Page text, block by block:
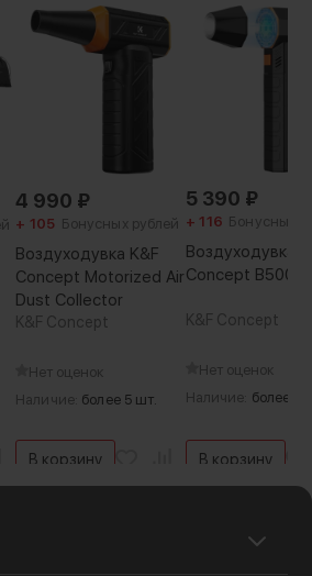
вентилятор будет
об/мин, обеспечивая вас
воздуха
4 990 ₽
+ 105 Бонусных рублей
Воздуходувка K&F
Concept Motorized Air
Dust Collector
K&F Concept
Нет оценок
Наличие: более 5 шт.
В корзину
5 390 ₽
+ 116 Бонусных
Воздуходувка
Concept B500M
K&F Concept
Нет оценок
Наличие: более 5
В корзину